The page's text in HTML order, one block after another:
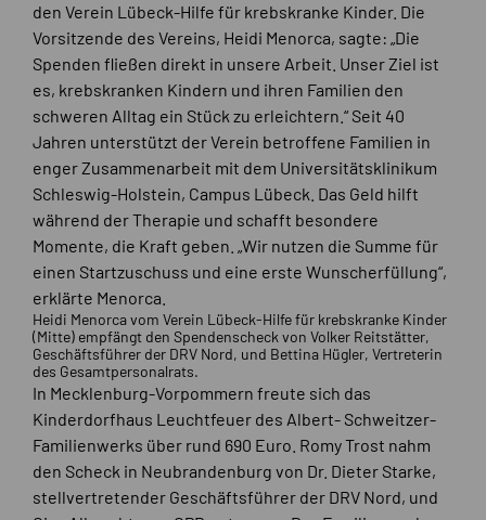
den Verein Lübeck-Hilfe für krebskranke Kinder. Die
Vorsitzende des Vereins, Heidi Menorca, sagte: „Die
Spenden fließen direkt in unsere Arbeit. Unser Ziel ist
es, krebskranken Kindern und ihren Familien den
schweren Alltag ein Stück zu erleichtern.“ Seit 40
Jahren unterstützt der Verein betroffene Familien in
enger Zusammenarbeit mit dem Universitätsklinikum
Schleswig-Holstein, Campus Lübeck. Das Geld hilft
während der Therapie und schafft besondere
Momente, die Kraft geben. „Wir nutzen die Summe für
einen Startzuschuss und eine erste Wunscherfüllung“,
erklärte Menorca.
Heidi Menorca vom Verein Lübeck-Hilfe für krebskranke Kinder
(Mitte) empfängt den Spendenscheck von Volker Reitstätter,
Geschäftsführer der DRV Nord, und Bettina Hügler, Vertreterin
des Gesamtpersonalrats.
In Mecklenburg-Vorpommern freute sich das
Kinderdorfhaus Leuchtfeuer des Albert- Schweitzer-
Familienwerks über rund 690 Euro. Romy Trost nahm
den Scheck in Neubrandenburg von Dr. Dieter Starke,
stellvertretender Geschäftsführer der DRV Nord, und